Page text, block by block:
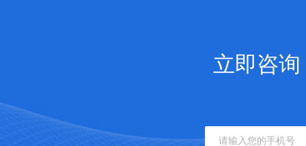
立即咨